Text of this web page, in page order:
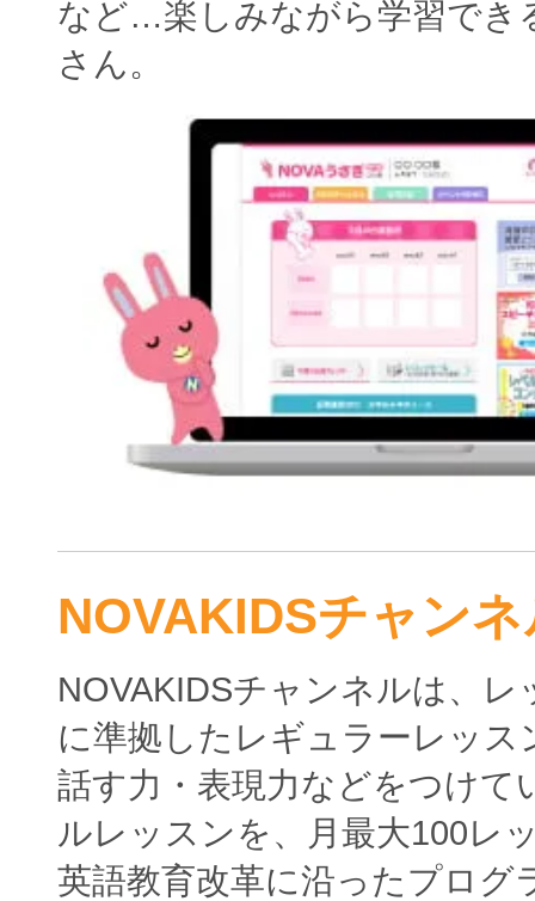
など…楽しみながら学習でき
さん。
NOVAKIDSチャン
NOVAKIDSチャンネルは、
に準拠したレギュラーレッス
話す力・表現力などをつけて
ルレッスンを、月最大100レ
英語教育改革に沿ったプログ